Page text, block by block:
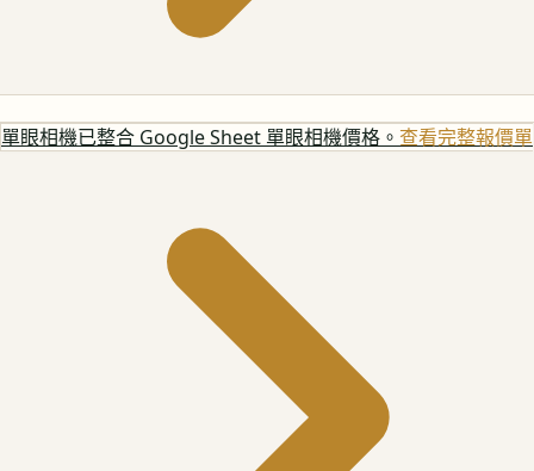
單眼相機已整合 Google Sheet 單眼相機價格。 查看完整報價單